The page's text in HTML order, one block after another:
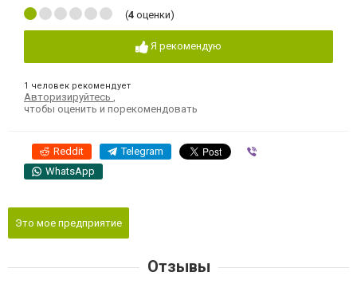
(4 оценки)
Я рекомендую
1 человек рекомендует
Авторизируйтесь
чтобы оценить и порекомендовать
Reddit Telegram
WhatsApp
Это мое предприятие
Отзывы